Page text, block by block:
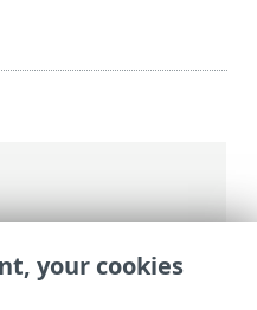
Server Security
ESET Vulnerability
your cookies